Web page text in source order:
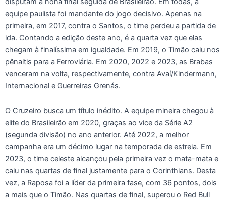
equipe paulista foi mandante do jogo decisivo. Apenas na
primeira, em 2017, contra o Santos, o time perdeu a partida de
ida. Contando a edição deste ano, é a quarta vez que elas
chegam à finalíssima em igualdade. Em 2019, o Timão caiu nos
pênaltis para a Ferroviária. Em 2020, 2022 e 2023, as Brabas
venceram na volta, respectivamente, contra Avaí/Kindermann,
Internacional e Guerreiras Grenás.
O Cruzeiro busca um título inédito. A equipe mineira chegou à
elite do Brasileirão em 2020, graças ao vice da Série A2
(segunda divisão) no ano anterior. Até 2022, a melhor
campanha era um décimo lugar na temporada de estreia. Em
2023, o time celeste alcançou pela primeira vez o mata-mata e
caiu nas quartas de final justamente para o Corinthians. Desta
vez, a Raposa foi a líder da primeira fase, com 36 pontos, dois
a mais que o Timão. Nas quartas de final, superou o Red Bull